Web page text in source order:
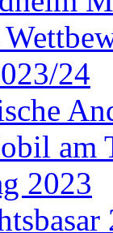
24
am
2023